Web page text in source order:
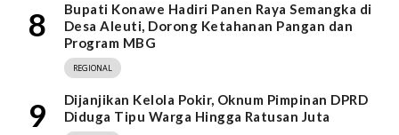
8
Bupati Konawe Hadiri Panen Raya Semangka di
Desa Aleuti, Dorong Ketahanan Pangan dan
Program MBG
REGIONAL
9
Dijanjikan Kelola Pokir, Oknum Pimpinan DPRD
Diduga Tipu Warga Hingga Ratusan Juta